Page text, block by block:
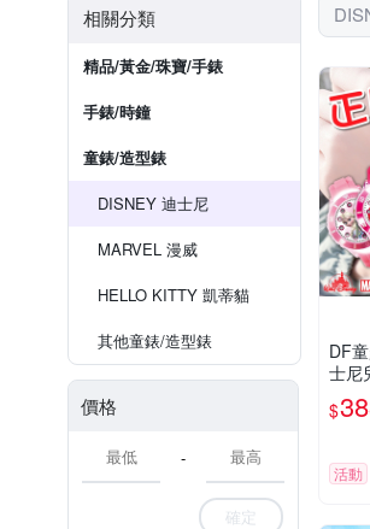
相關分類
精品/黃金/珠寶/手錶
手錶/時鐘
童錶/造型錶
DISNEY 迪士尼
MARVEL 漫威
HELLO KITTY 凱蒂貓
其他童錶/造型錶
價格
-
確定
DF
士尼
$
活動